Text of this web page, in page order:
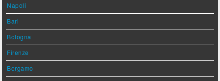
Napoli
Bari
Bologna
Firenze
Bergamo